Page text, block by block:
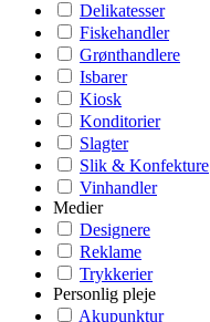
Delikatesser
Fiskehandler
Grønthandlere
Isbarer
Kiosk
Konditorier
Slagter
Slik & Konfekture
Vinhandler
Medier
Designere
Reklame
Trykkerier
Personlig pleje
Akupunktur